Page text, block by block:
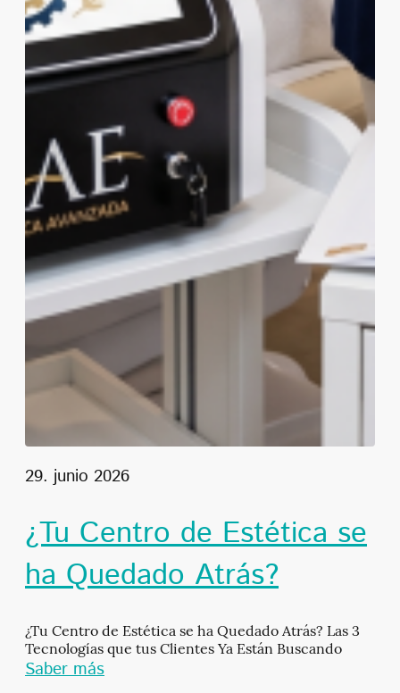
29. junio 2026
¿Tu Centro de Estética se
ha Quedado Atrás?
¿Tu Centro de Estética se ha Quedado Atrás? Las 3
Tecnologías que tus Clientes Ya Están Buscando
Saber más